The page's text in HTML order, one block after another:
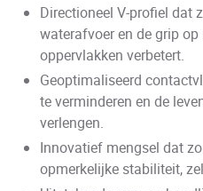
Directioneel V-profiel dat
waterafvoer en de grip
oppervlakken verbetert.
Geoptimaliseerd
te verminderen en de
verlengen.
Innovatief mengsel dat
opmerkelijke stabiliteit,